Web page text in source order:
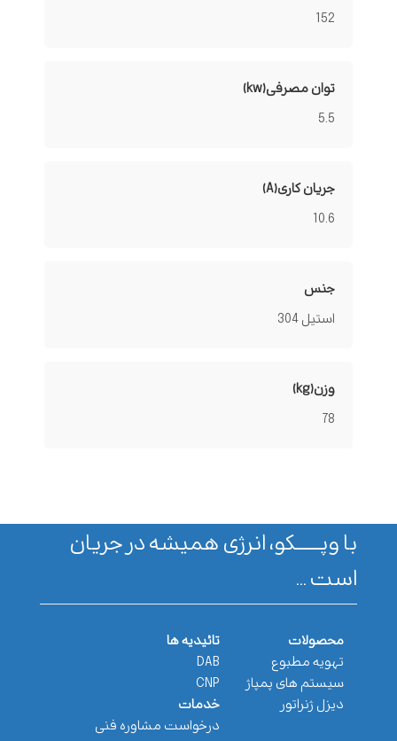
152
توان مصرفی(kw)
5.5
جریان کاری(A)
10.6
جنس
استیل 304
وزن(kg)
78
با وپـــــــکو، انرژی همیشه در جریان
است ...
محصولات
تهویه مطبوع
سیستم های پمپاژ
دیزل ژنراتور
تائیدیه ها
DAB
CNP
خدمات
درخواست مشاوره فنی